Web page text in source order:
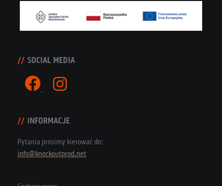
SOCIAL MEDIA
INFORMACJE
Pytania prosimy kierować do:
info@knockoutprod.net